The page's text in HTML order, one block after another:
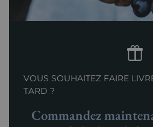
VOUS SOUHAITEZ FAIRE
TARD ?
Commandez